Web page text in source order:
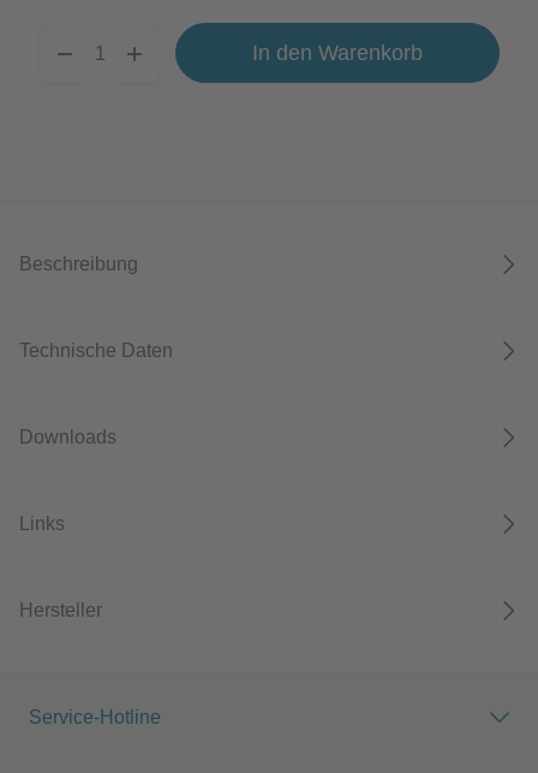
In den Warenkorb
Beschreibung
Technische Daten
Downloads
Links
Hersteller
Service-Hotline